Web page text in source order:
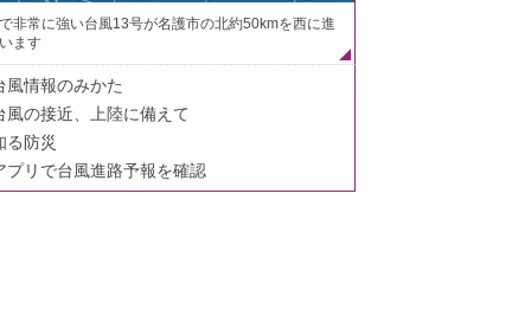
非常に強い台風13号が名護市の北約50kmを西に進
ます
風情報のみかた
風の接近、上陸に備えて
る防災
プリで台風進路予報を確認